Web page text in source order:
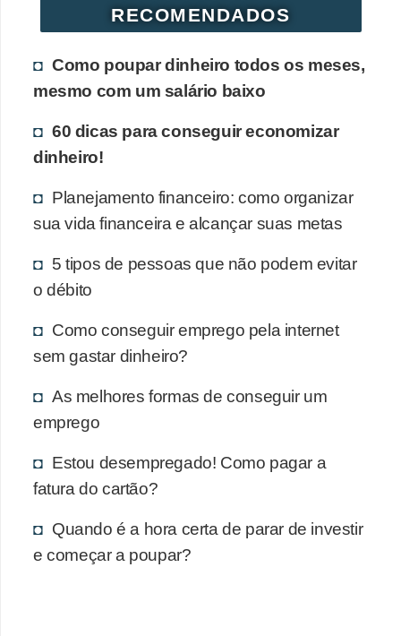
RECOMENDADOS
Como poupar dinheiro todos os meses,
mesmo com um salário baixo
60 dicas para conseguir economizar
dinheiro!
Planejamento financeiro: como organizar
sua vida financeira e alcançar suas metas
5 tipos de pessoas que não podem evitar
o débito
Como conseguir emprego pela internet
sem gastar dinheiro?
As melhores formas de conseguir um
emprego
Estou desempregado! Como pagar a
fatura do cartão?
Quando é a hora certa de parar de investir
e começar a poupar?